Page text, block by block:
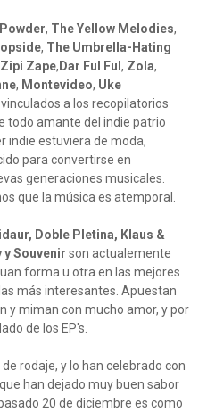
, The Yellow Melodies,
, The Umbrella-Hating
Zipi Zape, Dar Ful Ful , Zola,
, Montevideo, Uke
a los recopilatorios
todo amante del indie patrio
indie estuviera de moda,
para convertirse en
generaciones musicales.
que la música es atemporal.
Doble Pletina, Klaus &
y Souvenir son actualemente
forma u otra en las mejores
más interesantes. Apuestan
y miman con mucho amor, y por
de los EP's.
rodaje, y lo han celebrado con
han dejado muy buen sabor
20 de diciembre es como